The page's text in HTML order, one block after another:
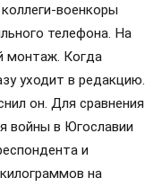
военкоры
телефона. На
монтаж. Когда
уходит в редакцию.
он. Для сравнения
войны в Югославии
и
на